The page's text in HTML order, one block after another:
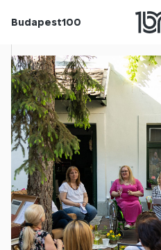
Budapest100